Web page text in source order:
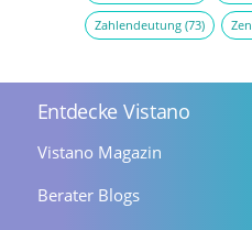
Zahlendeutung(73) Zen
Entdecke Vistano
Vistano Magazin
Berater Blogs